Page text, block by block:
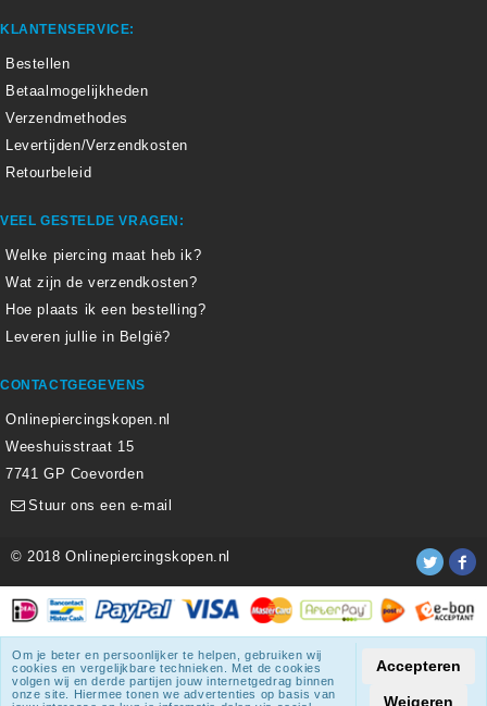
KLANTENSERVICE:
Bestellen
Betaalmogelijkheden
Verzendmethodes
Levertijden/Verzendkosten
Retourbeleid
VEEL GESTELDE VRAGEN:
Welke piercing maat heb ik?
Wat zijn de verzendkosten?
Hoe plaats ik een bestelling?
Leveren jullie in België?
CONTACTGEGEVENS
Onlinepiercingskopen.nl
Weeshuisstraat 15
7741 GP Coevorden
Stuur ons een e-mail
© 2018 Onlinepiercingskopen.nl
Alle weergegeven prijzen zijn inclusief 21% BTW.
Onlinepiercingskopen.nlkrijgt een beoordeling /
1807beoordelingen.
Om je beter en persoonlijker te helpen, gebruiken wij
cookies en vergelijkbare technieken. Met de cookies
volgen wij en derde partijen jouw internetgedrag binnen
onze site. Hiermee tonen we advertenties op basis van
Accepteren
Weigeren